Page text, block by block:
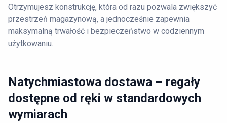
Otrzymujesz konstrukcję, która od razu pozwala zwiększyć
przestrzeń magazynową, a jednocześnie zapewnia
maksymalną trwałość i bezpieczeństwo w codziennym
użytkowaniu.
Natychmiastowa dostawa – regały
dostępne od ręki w standardowych
wymiarach